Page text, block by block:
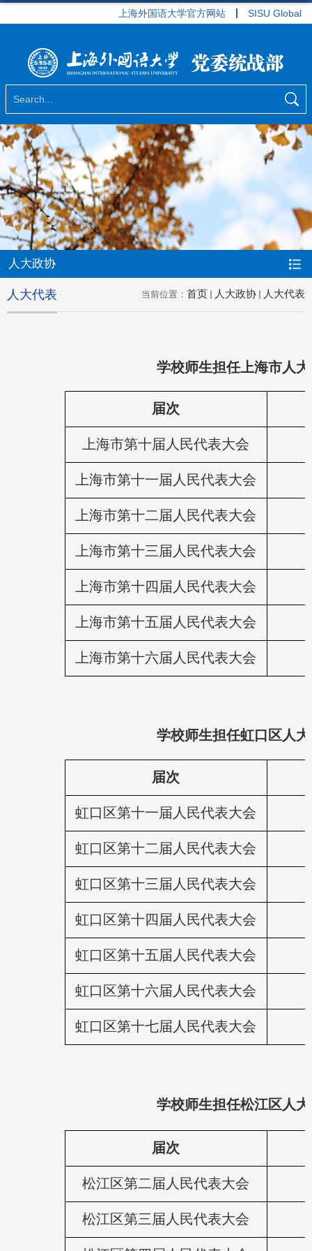
上海外国语大学官方网站 SISU Global
人大政协
当前位置： 首页 人大政协 人大代表
人大代表
学校师生担任上海市人
届次
上海市第十届人民代表大会
上海市第十一届人民代表大会
上海市第十二届人民代表大会
上海市第十三届人民代表大会
上海市第十四届人民代表大会
上海市第十五届人民代表大会
上海市第十六届人民代表大会
学校师生担任虹口区人
届次
虹口区第十一届人民代表大会
虹口区第十二届人民代表大会
虹口区第十三届人民代表大会
虹口区第十四届人民代表大会
虹口区第十五届人民代表大会
虹口区第十六届人民代表大会
虹口区第十七届人民代表大会
学校师生担任松江区人
届次
松江区第二届人民代表大会
松江区第三届人民代表大会